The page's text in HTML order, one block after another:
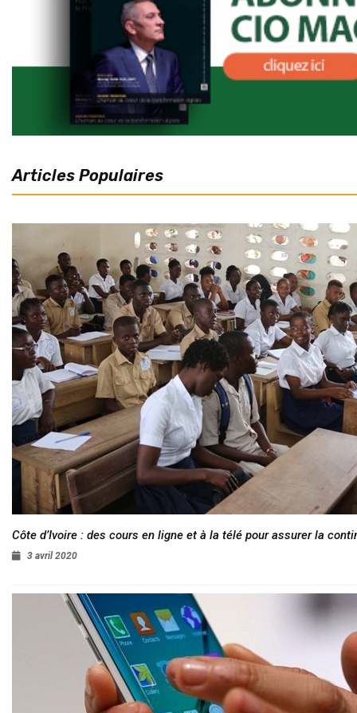
Articles Populaires
Côte d’Ivoire : des cours en ligne et à la télé pour assurer la
3 avril 2020